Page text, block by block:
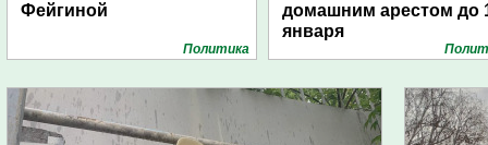
Фейгиной
Политика
домашним арестом до
января